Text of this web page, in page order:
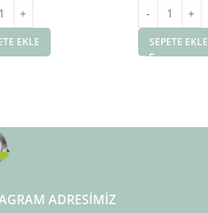
EKLE SEPETE EKLE
ADRESIMIZ